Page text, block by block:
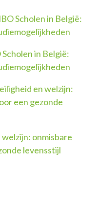
Scholen in België:
Scholen in België:
en welzijn:
een gezonde
onmisbare
levensstijl